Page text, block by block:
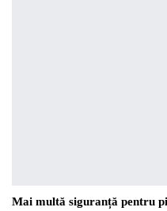
Mai multă siguranță pentru